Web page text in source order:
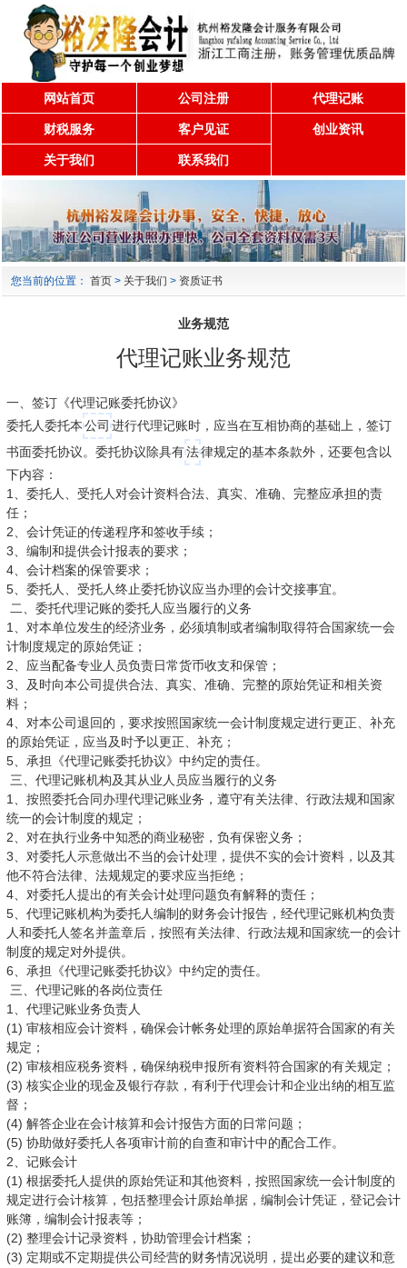
网站首页 公司注册 代理记账
财税服务 客户见证 创业资讯
关于我们 联系我们
您当前的位置： 首页 > 关于我们 > 资质证书
业务规范
代理记账业务规范
一、签订《代理记账委托协议》
委托人委托本公司 进行代理记账时，应当在互相协商的基础上，签订
书面委托协议。委托协议除具有法律规定的基本条款外，还要包含以
下内容：
1、委托人、受托人对会计资料合法、真实、准确、完整应承担的责
任；
2、会计凭证的传递程序和签收手续；
3、编制和提供会计报表的要求；
4、会计档案的保管要求；
5、委托人、受托人终止委托协议应当办理的会计交接事宜。
二、委托代理记账的委托人应当履行的义务
1、对本单位发生的经济业务，必须填制或者编制取得符合国家统一会
计制度规定的原始凭证；
2、应当配备专业人员负责日常货币收支和保管；
3、及时向本公司提供合法、真实、准确、完整的原始凭证和相关资
料；
4、对本公司退回的，要求按照国家统一会计制度规定进行更正、补充
的原始凭证，应当及时予以更正、补充；
5、承担《代理记账委托协议》中约定的责任。
三、代理记账机构及其从业人员应当履行的义务
1、按照委托合同办理代理记账业务，遵守有关法律、行政法规和国家
统一的会计制度的规定；
2、对在执行业务中知悉的商业秘密，负有保密义务；
3、对委托人示意做出不当的会计处理，提供不实的会计资料，以及其
他不符合法律、法规规定的要求应当拒绝；
4、对委托人提出的有关会计处理问题负有解释的责任；
5、代理记账机构为委托人编制的财务会计报告，经代理记账机构负责
人和委托人签名并盖章后，按照有关法律、行政法规和国家统一的会计
制度的规定对外提供。
6、承担《代理记账委托协议》中约定的责任。
三、代理记账的各岗位责任
1、代理记账业务负责人
(1) 审核相应会计资料，确保会计帐务处理的原始单据符合国家的有关
规定；
(2) 审核相应税务资料，确保纳税申报所有资料符合国家的有关规定；
(3) 核实企业的现金及银行存款，有利于代理会计和企业出纳的相互监
督；
(4) 解答企业在会计核算和会计报告方面的日常问题；
(5) 协助做好委托人各项审计前的自查和审计中的配合工作。
2、记账会计
(1) 根据委托人提供的原始凭证和其他资料，按照国家统一会计制度的
规定进行会计核算，包括整理会计原始单据，编制会计凭证，登记会计
账簿，编制会计报表等；
(2) 整理会计记录资料，协助管理会计档案；
(3) 定期或不定期提供公司经营的财务情况说明，提出必要的建议和意